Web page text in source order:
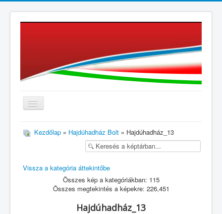
Kezdőlap » Hajdúhadház Bolt » Hajdúhadház_13
Vissza a kategória áttekintőbe
Összes kép a kategóriákban: 115
Összes megtekintés a képekre: 226,451
Hajdúhadház_13